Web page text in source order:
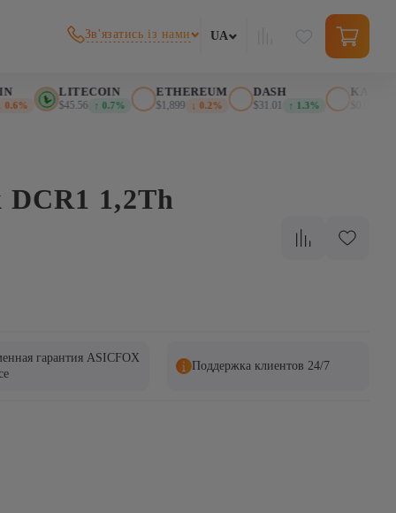
Зв'язатись із нами UA
LITECOIN
$45.56 ↑ 0.7%
ETHEREUM
$1,899 ↓ 0.2%
DASH
$31.01 ↑ 1.3%
KASPA
$0.025516
1,2Th
гарантия ASICFOX
Поддержка клиентов 24/7